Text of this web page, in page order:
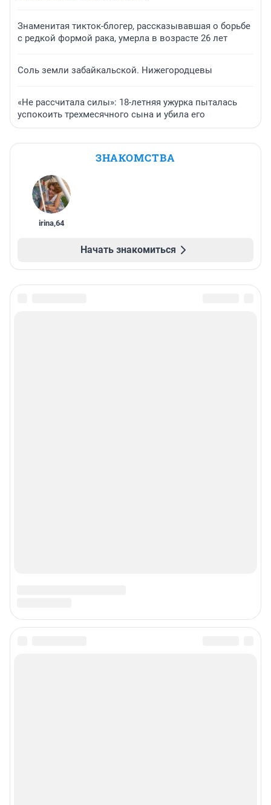
Знаменитая тикток-блогер, рассказывавшая о борьбе
с редкой формой рака, умерла в возрасте 26 лет
Соль земли забайкальской. Нижегородцевы
«Не рассчитала силы»: 18-летняя ужурка пыталась
успокоить трехмесячного сына и убила его
ЗНАКОМСТВА
irina,64
Начать знакомиться